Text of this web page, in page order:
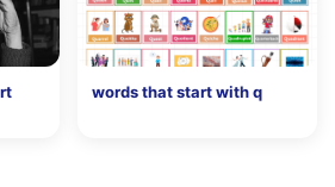
words that start with q